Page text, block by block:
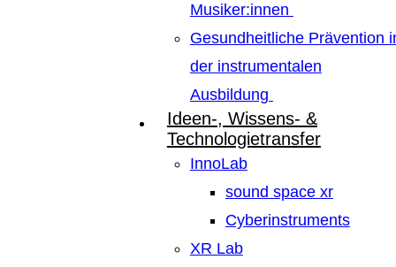
Musiker:innen
Gesundheitliche Prävention
der instrumentalen
Ausbildung
Ideen-, Wissens- &
Technologietransfer
InnoLab
sound space xr
Cyberinstruments
XR Lab